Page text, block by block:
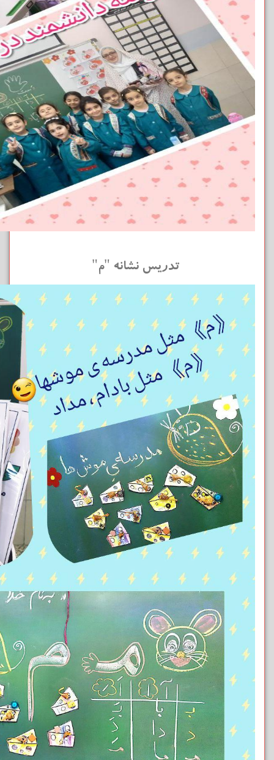
تدریس نشانه "م"